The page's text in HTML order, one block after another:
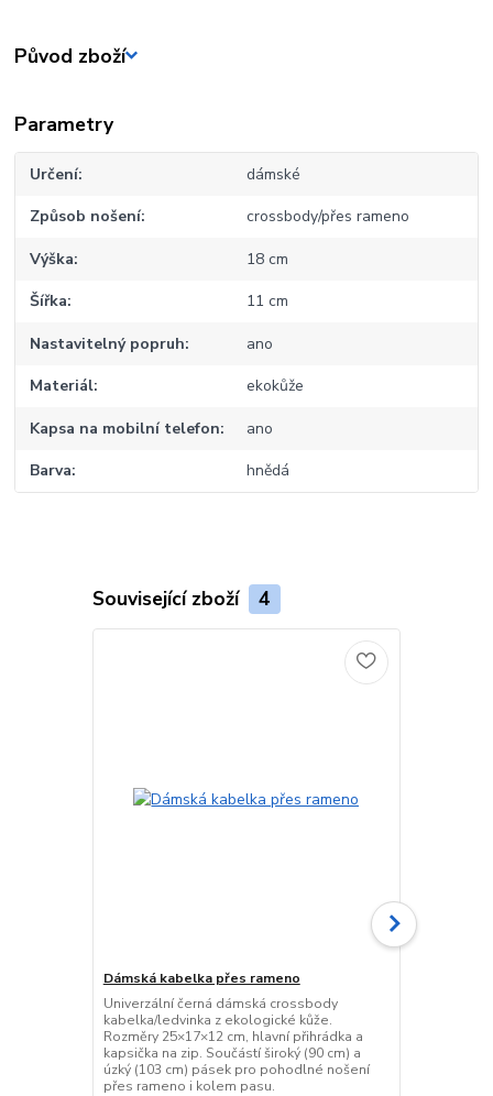
Původ zboží
Parametry
Určení dámské
Způsob nošení crossbody/přes rameno
Výška 18 cm
Šířka 11 cm
Nastavitelný popruh ano
Materiál ekokůže
Kapsa na mobilní telefon ano
Barva hnědá
Související zboží 4
Dámská kabelka přes rameno
Univerzální černá dámská crossbody
kabelka/ledvinka z ekologické kůže.
Rozměry 25×17×12 cm, hlavní přihrádka a
kapsička na zip. Součástí široký (90 cm) a
úzký (103 cm) pásek pro pohodlné nošení
přes rameno i kolem pasu.